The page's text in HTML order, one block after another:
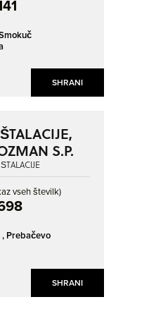
SHRANI
SHRANI
S.P.
vseh številk)
Prebačevo